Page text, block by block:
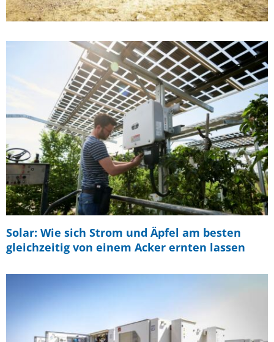
Solar: Wie sich Strom und Äpfel am besten
gleichzeitig von einem Acker ernten lassen